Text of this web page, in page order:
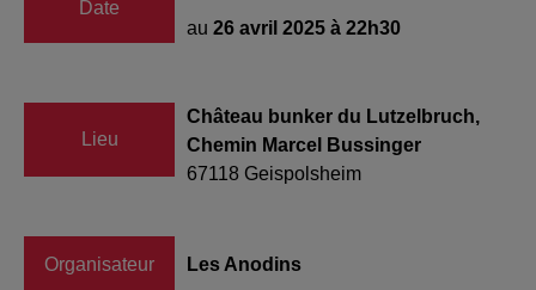
Date
au 26 avril 2025 à 22h30
Lieu
Château bunker du Lutzelbruch,
Chemin Marcel Bussinger
67118 Geispolsheim
Organisateur Les Anodins